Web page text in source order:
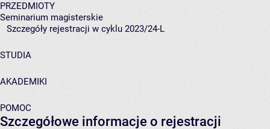
PRZEDMIOTY
Seminarium magisterskie
Szczegóły rejestracji w cyklu 2023/24-L
STUDIA
AKADEMIKI
POMOC
Szczegółowe informacje o rejestracji